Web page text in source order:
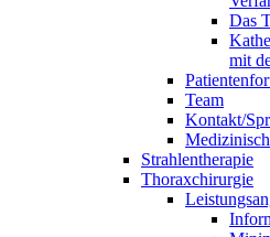
Das
mit
Team
Kontakt/
Strahlentherapie
Thoraxchirurgie